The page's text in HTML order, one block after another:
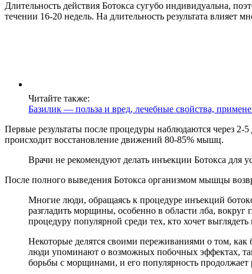
Длительность действия Ботокса сугубо индивидуальна,
течении 16-20 недель. На длительность результата влияет
Читайте также:
Базилик — польза и вред, лечебные свойства,
Первые результаты после процедуры наблюдаются через 2-
происходит восстановление движений 80-85% мышц.
Врачи не рекомендуют делать инъекции Ботокса для
После полного выведения Ботокса организмом мышцы
Многие люди, обращаясь к процедуре инъекций
разгладить морщины, особенно в области лба, вокруг
процедуру популярной среди тех, кто хочет
Некоторые делятся своими переживаниями о том,
люди упоминают о возможных побочных эффектах,
борьбы с морщинами, и его популярность продолжает